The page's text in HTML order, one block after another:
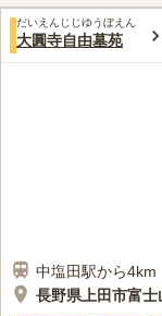
安心です。
口コミ評価
この霊園はまだ誰から
だいえんじじゆうぼえん
大圓寺自由墓苑
中塩田駅から4km
長野県上田市富士